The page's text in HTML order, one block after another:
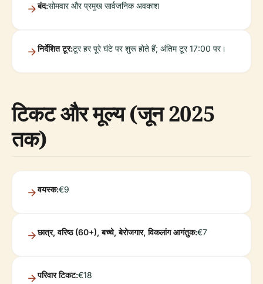
बंद:सोमवार और प्रमुख सार्वजनिक अवकाश
निर्देशित टूर:टूर हर पूरे घंटे पर शुरू होते हैं; अंतिम टूर 17:00 पर।
टिकट और मूल्य (जून 2025
तक)
वयस्क:€9
छात्र, वरिष्ठ (60+), बच्चे, बेरोजगार, विकलांग आगंतुक:€7
परिवार टिकट:€18